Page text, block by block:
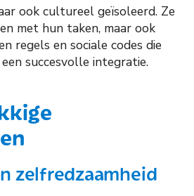
ook cultureel geïsoleerd. Ze
met hun taken, maar ook
regels en sociale codes die
succesvolle integratie.
zelfredzaamheid